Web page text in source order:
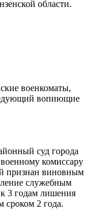
области.
военкоматы,
вопиющие
суд города
комиссару
признан виновным
служебным
3 годам лишения
сроком 2 года.